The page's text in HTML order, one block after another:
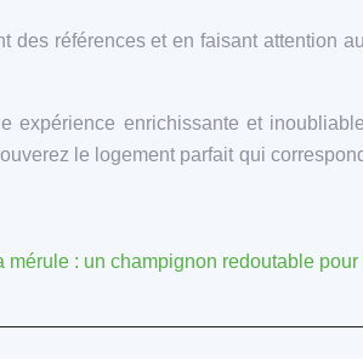
références et en faisant attention
enrichissante et
le logement parfait qui
mérule : un champignon redoutable